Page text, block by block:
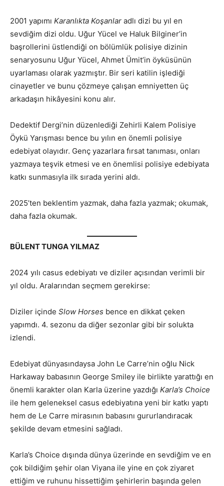
2001 yapımı Karanlıkta Koşanlar adlı dizi bu yıl en
sevdiğim dizi oldu. Uğur Yücel ve Haluk Bilginer’in
başrollerini üstlendiği on bölümlük polisiye dizinin
senaryosunu Uğur Yücel, Ahmet Ümit’in öyküsünün
uyarlaması olarak yazmıştır. Bir seri katilin işlediği
cinayetler ve bunu çözmeye çalışan emniyetten üç
arkadaşın hikâyesini konu alır.
Dedektif Dergi’nin düzenlediği Zehirli Kalem Polisiye
Öykü Yarışması bence bu yılın en önemli polisiye
edebiyat olayıdır. Genç yazarlara fırsat tanıması, onları
yazmaya teşvik etmesi ve en önemlisi polisiye edebiyata
katkı sunmasıyla ilk sırada yerini aldı.
2025’ten beklentim yazmak, daha fazla yazmak; okumak,
daha fazla okumak.
BÜLENT TUNGA YILMAZ
2024 yılı casus edebiyatı ve diziler açısından verimli bir
yıl oldu. Aralarından seçmem gerekirse:
Diziler içinde Slow Horses bence en dikkat çeken
yapımdı. 4. sezonu da diğer sezonlar gibi bir solukta
izlendi.
Edebiyat dünyasındaysa John Le Carre’nin oğlu Nick
Harkaway babasının George Smiley ile birlikte yarattığı en
önemli karakter olan Karla üzerine yazdığı Karla’s Choice
ile hem geleneksel casus edebiyatına yeni bir katkı yaptı
hem de Le Carre mirasının babasını gururlandıracak
şekilde devam etmesini sağladı.
Karla’s Choice dışında dünya üzerinde en sevdiğim ve en
çok bildiğim şehir olan Viyana ile yine en çok ziyaret
ettiğim ve ruhunu hissettiğim şehirlerin başında gelen